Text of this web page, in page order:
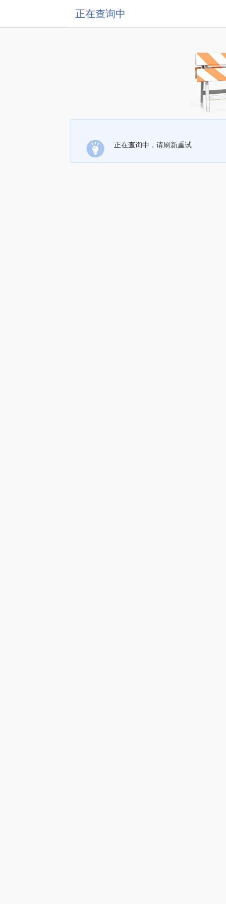
正在查询中
正在查询中，请刷新重试